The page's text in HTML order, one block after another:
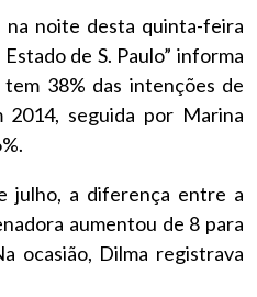
na noite desta quinta-feira
de S. Paulo” informa
38% das intenções de
seguida por Marina
julho, a diferença entre a
aumentou de 8 para
ocasião, Dilma registrava